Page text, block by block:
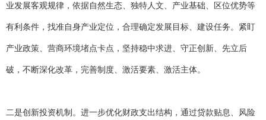
业发展客观规律，依据自然生态、独特人文、产业基础、区位优势等
有利条件，找准自身产业定位，合理确定发展目标、建设任务。紧盯
产业政策、营商环境堵点卡点，坚持稳中求进、守正创新、先立后
破，不断深化改革，完善制度、激活要素、激活主体。
二是创新投资机制。进一步优化财政支出结构，通过贷款贴息、风险